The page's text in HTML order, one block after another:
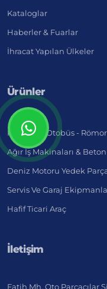
Kataloglar
Haberler & Fuarlar
İhracat Yapılan Ülkeler
Ürünler
Kamyon - Otobüs -
Ağır İş Makinaları &
Deniz Motoru Yedek
Servis Ve Garaj
Hafif Ticari Araç
İletişim
Fatih Mh. Oto Parçacılar